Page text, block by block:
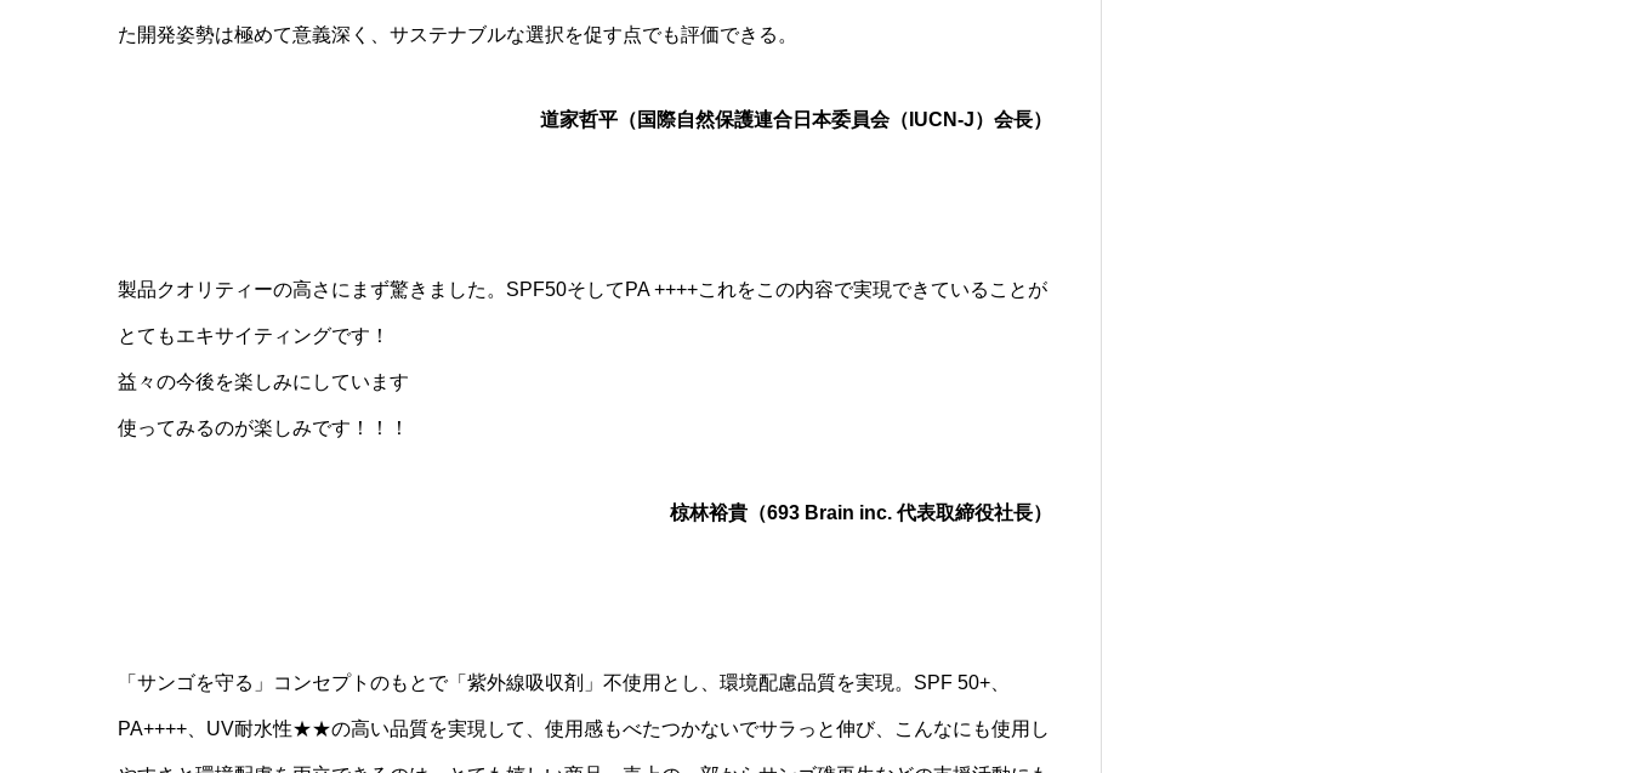
た開発姿勢は極めて意義深く、サステナブルな選択を促す点でも評価できる。
道家哲平（国際自然保護連合日本委員会（IUCN-J）会長）
製品クオリティーの高さにまず驚きました。SPF50そしてPA ++++これをこの内容で実現できていることが
とてもエキサイティングです！
益々の今後を楽しみにしています
使ってみるのが楽しみです！！！
椋林裕貴（693 Brain inc. 代表取締役社長）
「サンゴを守る」コンセプトのもとで「紫外線吸収剤」不使用とし、環境配慮品質を実現。SPF 50+、
PA++++、UV耐水性★★の高い品質を実現して、使用感もべたつかないでサラっと伸び、こんなにも使用し